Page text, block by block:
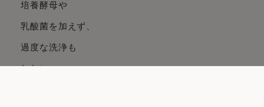
培養酵母や
乳酸菌を加えず、
過度な洗浄も
しない。